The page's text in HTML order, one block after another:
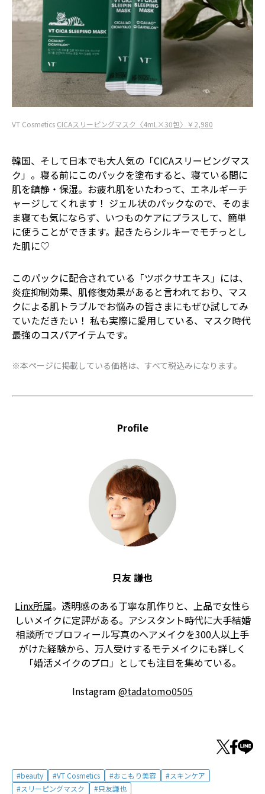
VT Cosmetics CICAスリーピングマスク〈4mL×30包〉￥2,980
韓国、そして日本でも大人気の「CICAスリーピングマス
ク」。寝る前にこのパックを塗布すると、寝ている間に
肌を鎮静・保湿。お疲れ肌をいたわって、エネルギーチ
ャージしてくれます！ ジェル状のパックなので、そのま
ま寝ても気にならず、いつものケアにプラスして、簡単
に使うことができます。起きたらシルキーでモチっとし
た肌に♡
このパックに配合されている「ツボクサエキス」には、
炎症抑制効果、肌修復効果があると言われており、マス
クによる肌トラブルでお悩みの皆さまにもぜひ試してみ
ていただきたい！ 私も実際に愛用している、マスク時代
最強のコスパアイテムです。
※本ページに掲載している価格は、すべて税込みになります。
Profile
只友 謙也
Linx所属。透明感のある丁寧な肌作りと、上品で女性ら
しいメイクに定評がある。アシスタント時代に大手結婚
相談所でプロフィール写真のヘアメイクを300人以上手
がけた経験から、万人受けするモテメイクにも詳しく
「婚活メイクのプロ」としても注目を集めている。
Instagram @tadatomo0505
beauty VT Cosmetics おこもり美容
スキンケア
スリーピングマスク
只友謙也